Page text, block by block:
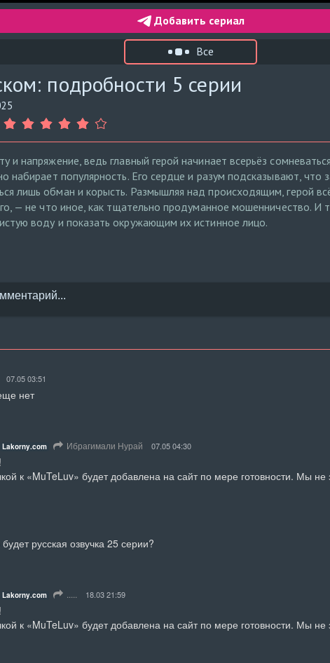
Добавить сериал
Все
подробности 5 серии
и напряжение, ведь главный герой начинает всерьёз
набирает популярность. Его сердце и разум подсказывают, что
лишь обман и корысть. Размышляя над происходящим, герой
— не что иное, как тщательно продуманное мошенничество. И
воду и показать окружающим их истинное лицо.
07.05 03:51
нет
Lakorny.com Ибрагимали Нурай 07.05 04:30
к «MuTeLuv» будет добавлена на сайт по мере готовности. Мы не
русская озвучка 25 серии?
Lakorny.com 18.03 21:59
к «MuTeLuv» будет добавлена на сайт по мере готовности. Мы не